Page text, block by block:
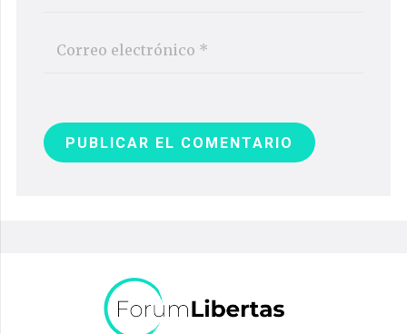
PUBLICAR EL COMENTARIO